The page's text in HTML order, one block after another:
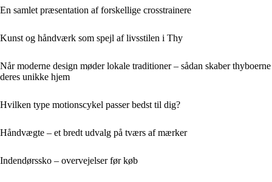
En samlet præsentation af forskellige crosstrainere
Kunst og håndværk som spejl af livsstilen i Thy
Når moderne design møder lokale traditioner – sådan skaber thyboerne
deres unikke hjem
Hvilken type motionscykel passer bedst til dig?
Håndvægte – et bredt udvalg på tværs af mærker
Indendørssko – overvejelser før køb